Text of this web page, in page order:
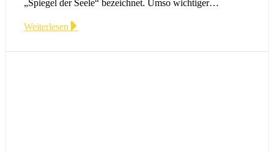
„Spiegel der Seele“ bezeichnet. Umso wichtiger…
Weiterlesen